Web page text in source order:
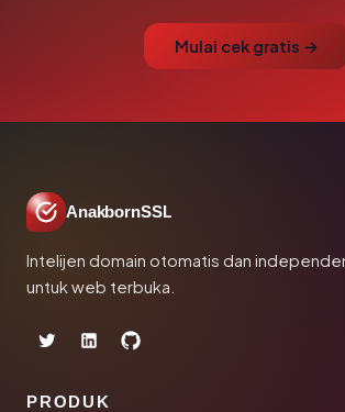
Mulai cek gratis →
AnakbornSSL
Intelijen domain otomatis dan
untuk web terbuka.
PRODUK